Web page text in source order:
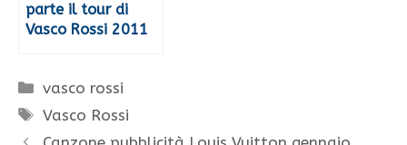
parte il tour di
Vasco Rossi 2011
Categorie
vasco rossi
Tag
Vasco Rossi